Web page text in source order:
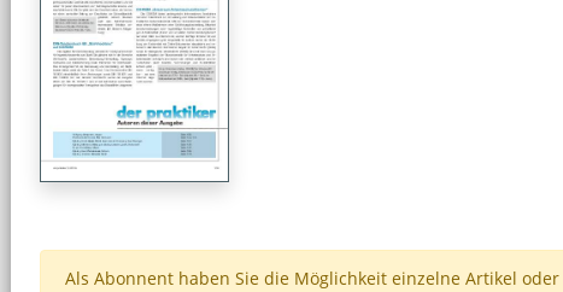
Als Abonnent haben Sie die Möglichkeit einzelne Artikel